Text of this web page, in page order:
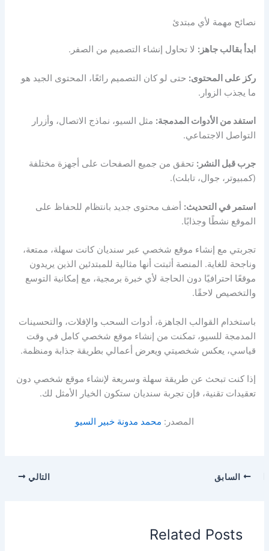
نصائح مهمة لأي مبتدئ
ابدأ بقالب جاهز: لا تحاول إنشاء التصميم من الصفر.
ركز على المحتوى: حتى لو كان التصميم رائعًا، المحتوى الجيد هو
ما يجذب الزوار.
استفد من الأدوات المدمجة: مثل السيو، نماذج الاتصال، وأزرار
التواصل الاجتماعي.
جرب قبل النشر: تحقق من جميع الصفحات على أجهزة مختلفة
(كمبيوتر، جوال، تابلت).
استمر في التحديث: أضف محتوى جديد بانتظام للحفاظ على
الموقع نشطًا وجذابًا.
تجربتي مع إنشاء موقع شخصي عبر سنديان كانت سهلة، ممتعة،
وناجحة للغاية. المنصة أثبتت أنها مثالية للمبتدئين الذين يريدون
موقعًا احترافيًا دون الحاجة لأي خبرة برمجية، مع إمكانية التوسع
والتخصيص لاحقًا.
باستخدام القوالب الجاهزة، أدوات السحب والإفلات، والتحسينات
المدمجة للسيو، تمكنت من إنشاء موقع شخصي كامل في وقت
قياسي، يعكس شخصيتي ويعرض أعمالي بطريقة جذابة ومنظمة.
إذا كنت تبحث عن طريقة سهلة وسريعة لإنشاء موقع شخصي دون
تعقيدات تقنية، فإن تجربة سنديان ستكون الخيار الأمثل لك.
المصدر: محمد مدونة خبير السيو
السابق التالي
Related Posts